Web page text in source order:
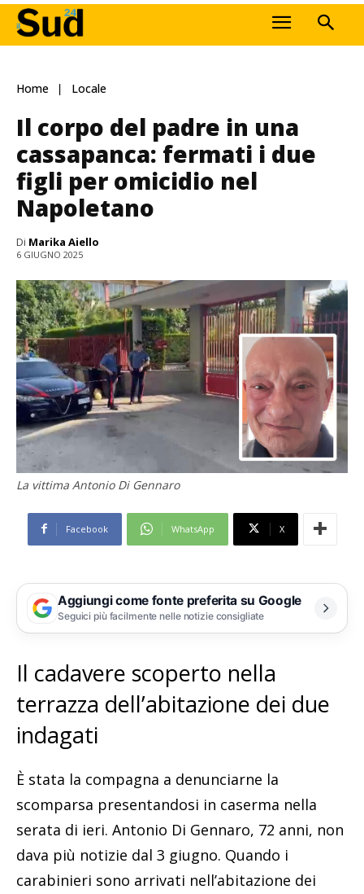
Home Locale
Il corpo del padre in una
cassapanca: fermati i due
figli per omicidio nel
Napoletano
Di Marika Aiello
6 GIUGNO 2025
La vittima Antonio Di Gennaro
Facebook WhatsApp X
Aggiungi come fonte preferita su Google
Seguici più facilmente nelle notizie consigliate
Il cadavere scoperto nella
terrazza dell’abitazione dei due
indagati
È stata la compagna a denunciarne la
scomparsa presentandosi in caserma nella
serata di ieri. Antonio Di Gennaro, 72 anni, non
dava più notizie dal 3 giugno. Quando i
carabinieri sono arrivati nell’abitazione dei